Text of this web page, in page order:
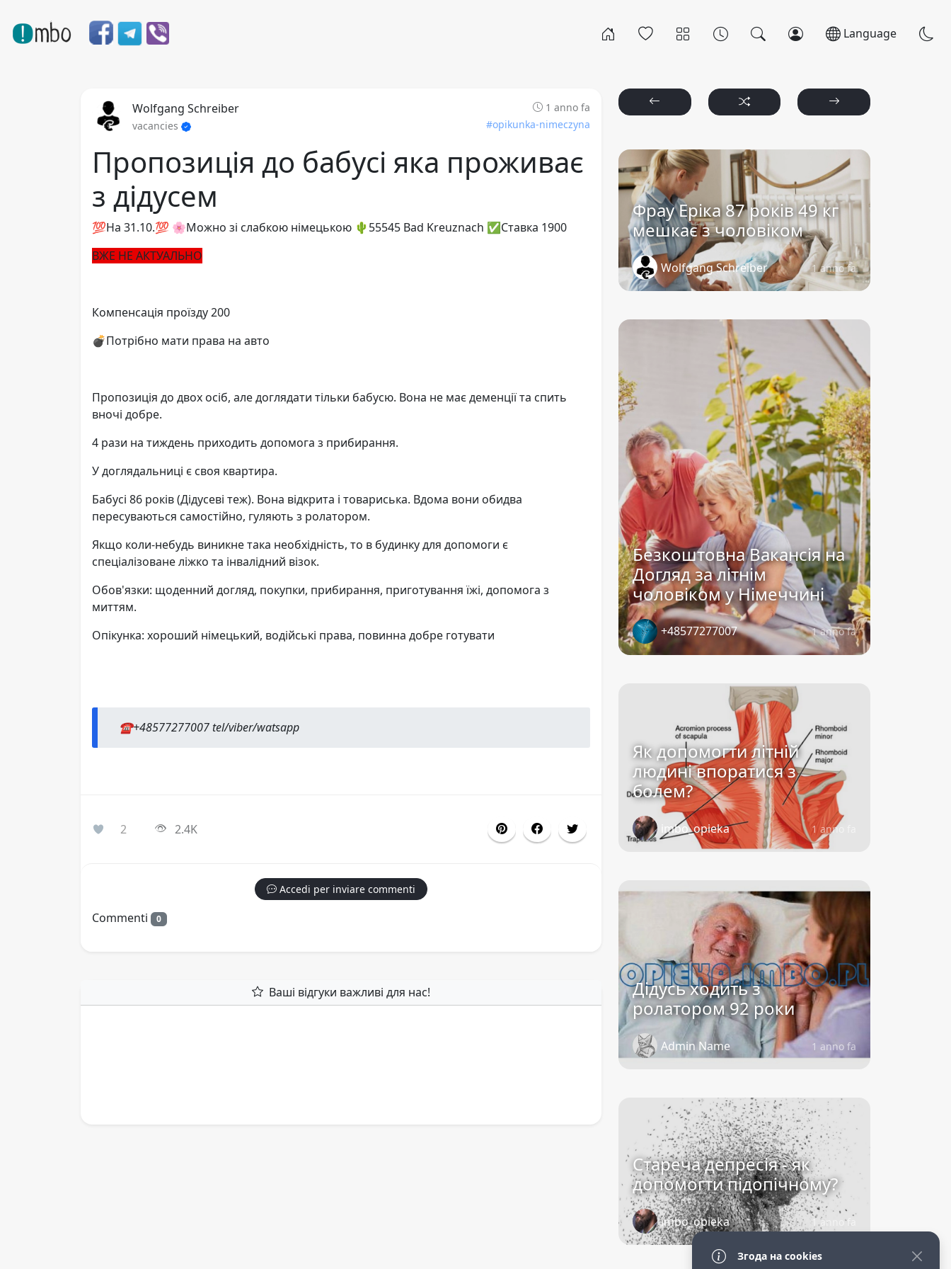
Language
Wolfgang Schreiber
1 anno fa
vacancies
#opikunka-nimeczyna
Пропозиція до бабусі яка проживає
з дідусем
💯На 31.10.💯 🌸Можно зі слабкою німецькою 🌵55545 Bad Kreuznach ✅️Ставка 1900
ВЖЕ НЕ АКТУАЛЬНО
Компенсація проїзду 200
💣Потрібно мати права на авто
Пропозиція до двох осіб, але доглядати тільки бабусю. Вона не має деменції та спить
вночі добре.
4 рази на тиждень приходить допомога з прибирання.
У доглядальниці є своя квартира.
Бабусі 86 років (Дідусеві теж). Вона відкрита і товариська. Вдома вони обидва
пересуваються самостійно, гуляють з ролатором.
Якщо коли-небудь виникне така необхідність, то в будинку для допомоги є
спеціалізоване ліжко та інвалідний візок.
Обов'язки: щоденний догляд, покупки, прибирання, приготування їжі, допомога з
миттям.
Опікунка: хороший німецький, водійські права, повинна добре готувати
☎️+48577277007 tel/viber/watsapp
2 2.4K
Accedi per inviare commenti
Commenti 0
Ваші відгуки важливі для нас!
Фрау Еріка 87 років 49 кг
мешкає з чоловіком
Wolfgang Schreiber 1 anno fa
Безкоштовна Вакансія на
Догляд за літнім
чоловіком у Німеччині
+48577277007 1 anno fa
Як допомогти літній
людині впоратися з
болем?
imbo_opieka 1 anno fa
Дідусь ходить з
ролатором 92 роки
Admin Name 1 anno fa
Стареча депресія - як
допомогти підопічному?
imbo_opieka 1 anno fa
Згода на cookies